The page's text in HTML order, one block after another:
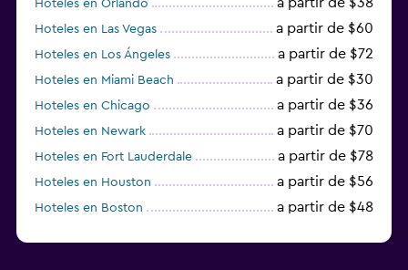
Hoteles en Orlando
Hoteles en Las Vegas a partir de $60
Hoteles en Los Ángeles a partir de $72
Hoteles en Miami Beach a partir de $30
Hoteles en Chicago a partir de $36
Hoteles en Newark a partir de $70
Hoteles en Fort Lauderdale a partir de $78
Hoteles en Houston a partir de $56
Hoteles en Boston a partir de $48